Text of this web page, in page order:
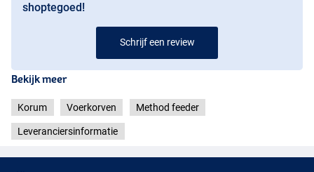
shoptegoed!
Schrijf een review
Bekijk meer
Korum Voerkorven Method feeder
Leveranciersinformatie